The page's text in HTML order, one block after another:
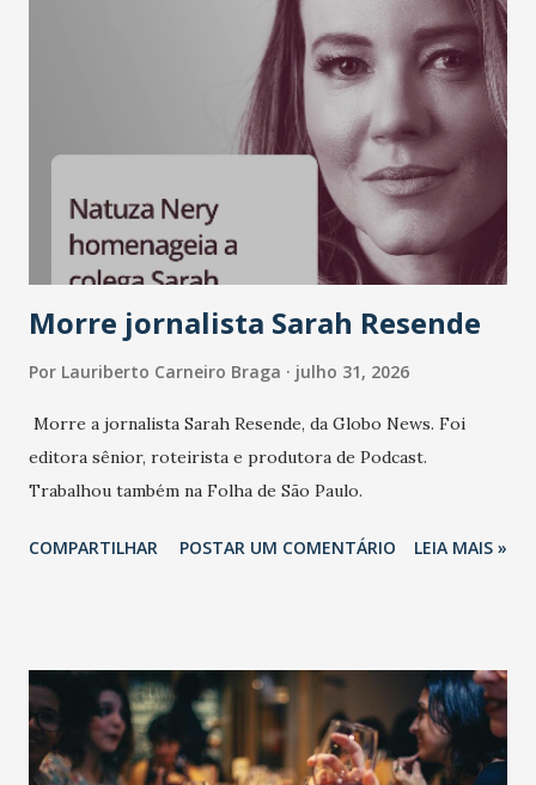
A nova edição chega em um momento em que autenticidade
e consistência ganham peso nas conversas sobre marca,
liderança e estratégia. - Vivemos um momento em que todo
mundo fala muito e poucos entregam de verdade. O NM2B
sempre existiu para dar palco a quem constrói com
consistência, e nesta edição isso fica ainda mais claro.
Vamos reforçar que ser genuíno sustenta a confiança entre
marcas, pessoas e mercado", afirma Tamires So...
Morre jornalista Sarah Resende
Por Lauriberto Carneiro Braga julho 31, 2026
Morre a jornalista Sarah Resende, da Globo News. Foi
editora sênior, roteirista e produtora de Podcast.
Trabalhou também na Folha de São Paulo.
COMPARTILHAR POSTAR UM COMENTÁRIO LEIA MAIS »